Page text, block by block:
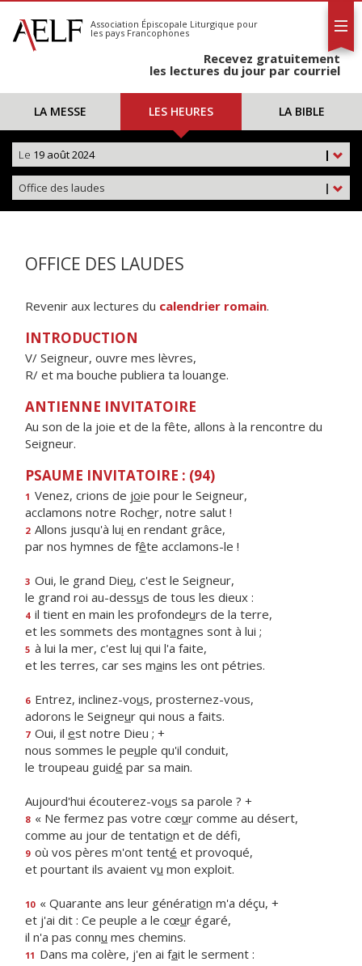
S'abonner
Calendrier
Association Épiscopale Liturgique pour
les pays Francophones
Recevez gratuitement
les lectures du jour par courriel
LA MESSE LES HEURES LA BIBLE
|
Le 19 août 2024
|
Office des laudes
OFFICE DES LAUDES
Revenir aux lectures du calendrier romain.
INTRODUCTION
V/ Seigneur, ouvre mes lèvres,
R/ et ma bouche publiera ta louange.
ANTIENNE INVITATOIRE
Au son de la joie et de la fête, allons à la rencontre du
Seigneur.
PSAUME INVITATOIRE : (94)
1 Venez, crions de joie pour le Seigneur,
acclamons notre Rocher, notre salut !
2 Allons jusqu'à lui en rendant grâce,
par nos hymnes de fête acclamons-le !
3 Oui, le grand Dieu, c'est le Seigneur,
le grand roi au-dessus de tous les dieux :
4 il tient en main les profondeurs de la terre,
et les sommets des montagnes sont à lui ;
5 à lui la mer, c'est lui qui l'a faite,
et les terres, car ses mains les ont pétries.
6 Entrez, inclinez-vous, prosternez-vous,
adorons le Seigneur qui nous a faits.
7 Oui, il est notre Dieu ; +
nous sommes le peuple qu'il conduit,
le troupeau guidé par sa main.
Aujourd'hui écouterez-vous sa parole ? +
8 « Ne fermez pas votre cœur comme au désert,
comme au jour de tentation et de défi,
9 où vos pères m'ont tenté et provoqué,
et pourtant ils avaient vu mon exploit.
10 « Quarante ans leur génération m'a déçu, +
et j'ai dit : Ce peuple a le cœur égaré,
il n'a pas connu mes chemins.
11 Dans ma colère, j'en ai fait le serment :